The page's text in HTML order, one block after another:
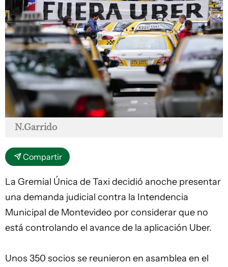
N.Garrido
Compartir
La Gremial Única deTaxi decidió anoche presentar
una demanda judicial contra la Intendencia
Municipal de Montevideo por considerar que no
está controlando el avance de la aplicación Uber.
Unos 350 socios se reunieron en asamblea en el